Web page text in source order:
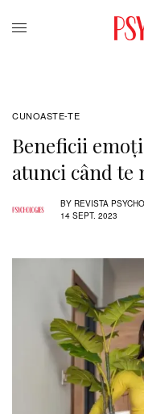
CUNOASTE-TE
Beneficii
atunci când te
BY REVISTA
14 SEPT. 2023